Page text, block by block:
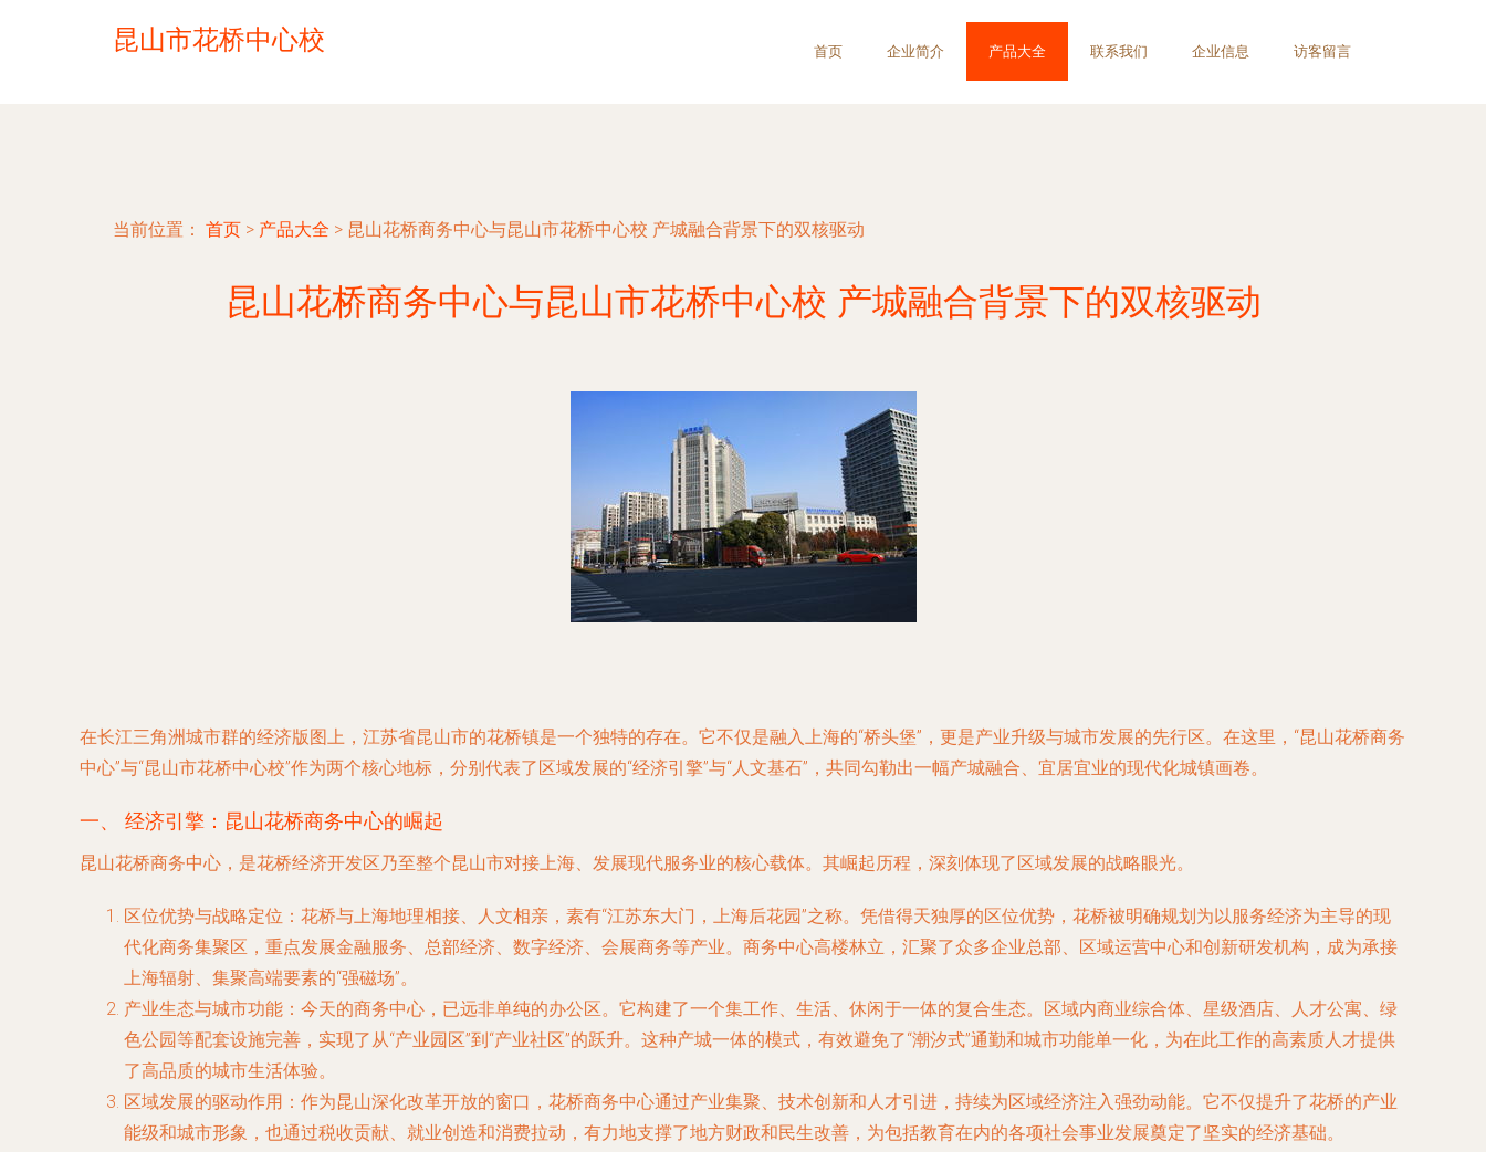
昆山市花桥中心校 首页 企业简介 产品大全 联系我们 企业信息 访客留言
当前位置： 首页 > 产品大全 > 昆山花桥商务中心与昆山市花桥中心校 产城融合背景下的双核驱动
昆山花桥商务中心与昆山市花桥中心校 产城融合背景下的双核驱动
在长江三角洲城市群的经济版图上，江苏省昆山市的花桥镇是一个独特的存在。它不仅是融入上海的“桥头堡”，更是产业升级与城市发展的先行区。在这里，“昆山花桥商务
中心”与“昆山市花桥中心校”作为两个核心地标，分别代表了区域发展的“经济引擎”与“人文基石”，共同勾勒出一幅产城融合、宜居宜业的现代化城镇画卷。
一、 经济引擎：昆山花桥商务中心的崛起
昆山花桥商务中心，是花桥经济开发区乃至整个昆山市对接上海、发展现代服务业的核心载体。其崛起历程，深刻体现了区域发展的战略眼光。
区位优势与战略定位 ：花桥与上海地理相接、人文相亲，素有“江苏东大门，上海后花园”之称。凭借得天独厚的区位优势，花桥被明确规划为以服务经济为主导的现
代化商务集聚区，重点发展金融服务、总部经济、数字经济、会展商务等产业。商务中心高楼林立，汇聚了众多企业总部、区域运营中心和创新研发机构，成为承接
上海辐射、集聚高端要素的“强磁场”。
产业生态与城市功能 ：今天的商务中心，已远非单纯的办公区。它构建了一个集工作、生活、休闲于一体的复合生态。区域内商业综合体、星级酒店、人才公寓、绿
色公园等配套设施完善，实现了从“产业园区”到“产业社区”的跃升。这种产城一体的模式，有效避免了“潮汐式”通勤和城市功能单一化，为在此工作的高素质人才提供
了高品质的城市生活体验。
区域发展的驱动作用 ：作为昆山深化改革开放的窗口，花桥商务中心通过产业集聚、技术创新和人才引进，持续为区域经济注入强劲动能。它不仅提升了花桥的产业
能级和城市形象，也通过税收贡献、就业创造和消费拉动，有力地支撑了地方财政和民生改善，为包括教育在内的各项社会事业发展奠定了坚实的经济基础。